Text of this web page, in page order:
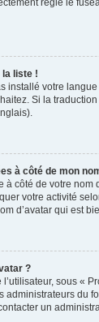
la liste !
installé votre
Si la
à côté de mon
à côté de votre
votre activité
d’avatar qui est
?
sous «
administrateurs du
un